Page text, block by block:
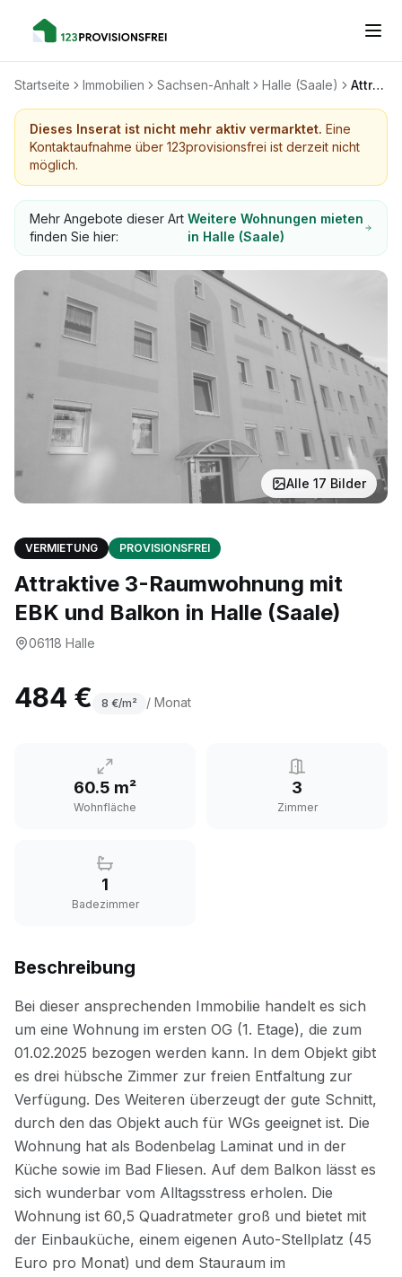
Startseite Immobilien Sachsen-Anhalt Halle (Saale) Attraktive 3-Raumwohnung mit EBK und Balkon in Halle (Saale)
Dieses Inserat ist nicht mehr aktiv vermarktet. Eine
Kontaktaufnahme über 123provisionsfrei ist derzeit nicht
möglich.
Mehr Angebote dieser Art
finden Sie hier:
Weitere Wohnungen mieten
in Halle (Saale)
Alle 17 Bilder
VERMIETUNG PROVISIONSFREI
Attraktive 3-Raumwohnung mit
EBK und Balkon in Halle (Saale)
06118 Halle
484 € 8 €/m² / Monat
60.5 m²
Wohnfläche
3
Zimmer
1
Badezimmer
Beschreibung